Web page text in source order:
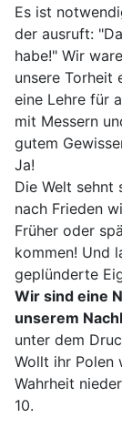
Es ist
der ausruft:
habe!" Wir
unsere Torheit
eine Lehre für
mit Messern
gutem
Ja!
Die Welt sehnt
nach Frieden
Früher oder
kommen! Und
geplünderte
Wir sind eine
unserem
unter dem
Wollt ihr Polen
Wahrheit
10.